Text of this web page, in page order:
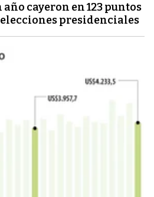
año cayeron en 123 puntos
elecciones presidenciales